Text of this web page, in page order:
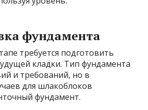
фундамента
требуется подготовить
кладки. Тип фундамента
и требований, но в
для шлакоблоков
фундамент.